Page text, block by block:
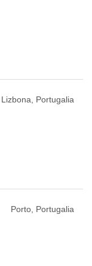
Lizbona, Portugalia
Porto, Portugalia